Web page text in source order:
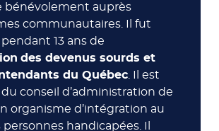
bénévolement auprès
communautaires. Il fut
13 ans de
des devenus sourds et
du Québec . Il est
conseil d’administration de
organisme d’intégration au
handicapées. Il